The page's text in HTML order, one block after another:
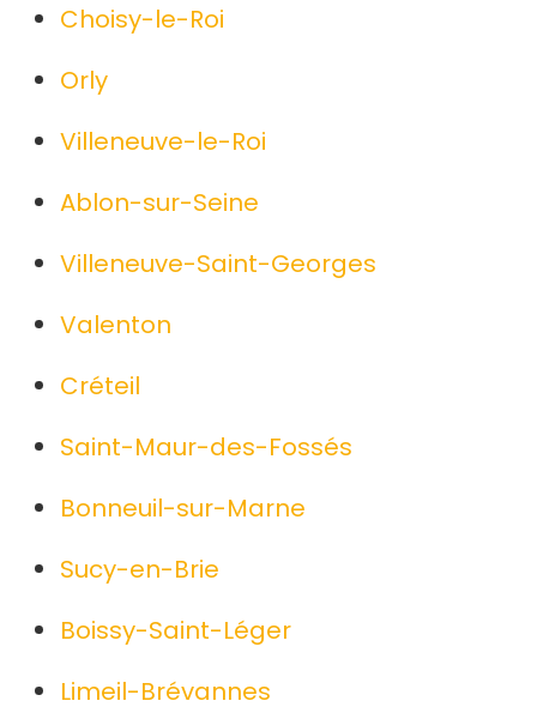
Choisy-le-Roi
Orly
Villeneuve-le-Roi
Ablon-sur-Seine
Villeneuve-Saint-Georges
Valenton
Créteil
Saint-Maur-des-Fossés
Bonneuil-sur-Marne
Sucy-en-Brie
Boissy-Saint-Léger
Limeil-Brévannes